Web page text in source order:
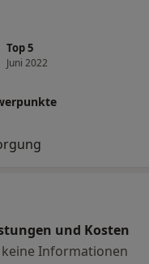
Top 5
Juni 2022
und Kosten
Informationen